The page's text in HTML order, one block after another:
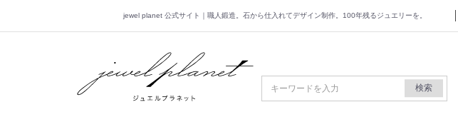
jewel planet 公式サイト｜職人鍛造。石から仕入れてデザイン制作。100年残るジュエリーを。
jewel planet 公式サイト
検索